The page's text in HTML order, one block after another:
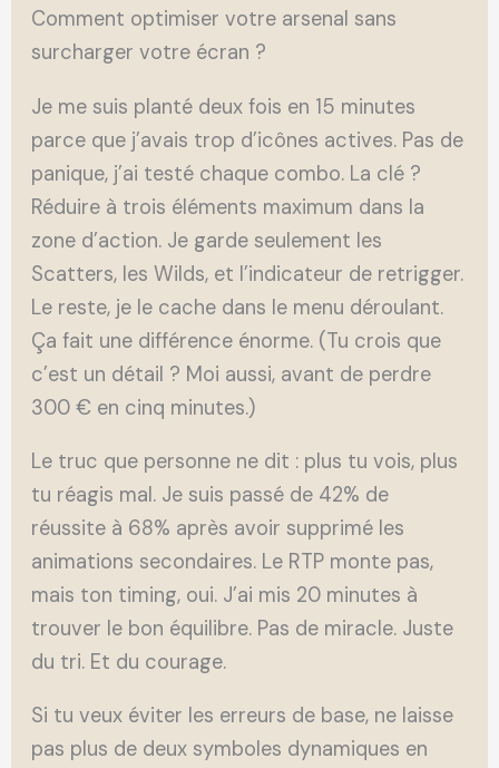
Comment optimiser votre arsenal sans
surcharger votre écran ?
Je me suis planté deux fois en 15 minutes
parce que j’avais trop d’icônes actives. Pas de
panique, j’ai testé chaque combo. La clé ?
Réduire à trois éléments maximum dans la
zone d’action. Je garde seulement les
Scatters, les Wilds, et l’indicateur de retrigger.
Le reste, je le cache dans le menu déroulant.
Ça fait une différence énorme. (Tu crois que
c’est un détail ? Moi aussi, avant de perdre
300 € en cinq minutes.)
Le truc que personne ne dit : plus tu vois, plus
tu réagis mal. Je suis passé de 42% de
réussite à 68% après avoir supprimé les
animations secondaires. Le RTP monte pas,
mais ton timing, oui. J’ai mis 20 minutes à
trouver le bon équilibre. Pas de miracle. Juste
du tri. Et du courage.
Si tu veux éviter les erreurs de base, ne laisse
pas plus de deux symboles dynamiques en